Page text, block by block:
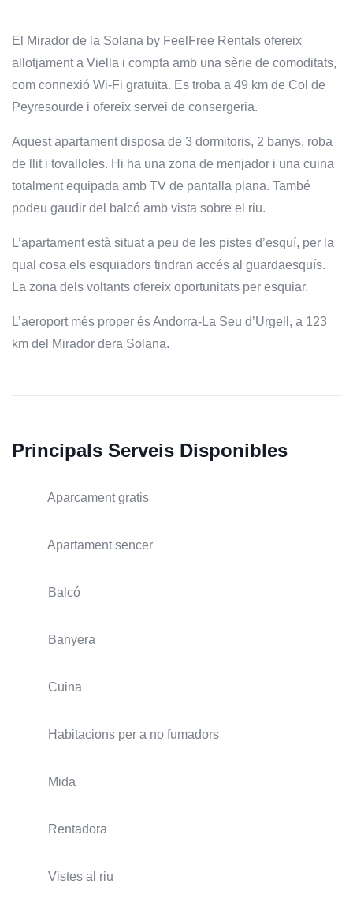
El Mirador de la Solana by FeelFree Rentals ofereix
allotjament a Viella i compta amb una sèrie de comoditats,
com connexió Wi-Fi gratuïta. Es troba a 49 km de Col de
Peyresourde i ofereix servei de consergeria.
Aquest apartament disposa de 3 dormitoris, 2 banys, roba
de llit i tovalloles. Hi ha una zona de menjador i una cuina
totalment equipada amb TV de pantalla plana. També
podeu gaudir del balcó amb vista sobre el riu.
L’apartament està situat a peu de les pistes d’esquí, per la
qual cosa els esquiadors tindran accés al guardaesquís.
La zona dels voltants ofereix oportunitats per esquiar.
L’aeroport més proper és Andorra-La Seu d’Urgell, a 123
km del Mirador dera Solana.
Principals Serveis Disponibles
Aparcament gratis
Apartament sencer
Balcó
Banyera
Cuina
Habitacions per a no fumadors
Mida
Rentadora
Vistes al riu